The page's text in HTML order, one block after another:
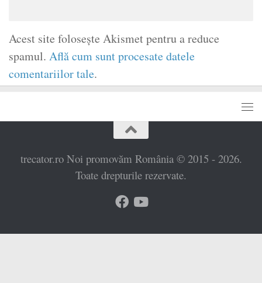
Acest site folosește Akismet pentru a reduce
spamul. Află cum sunt procesate datele
comentariilor tale.
trecator.ro Noi promovăm România © 2015 - 2026.
Toate drepturile rezervate.